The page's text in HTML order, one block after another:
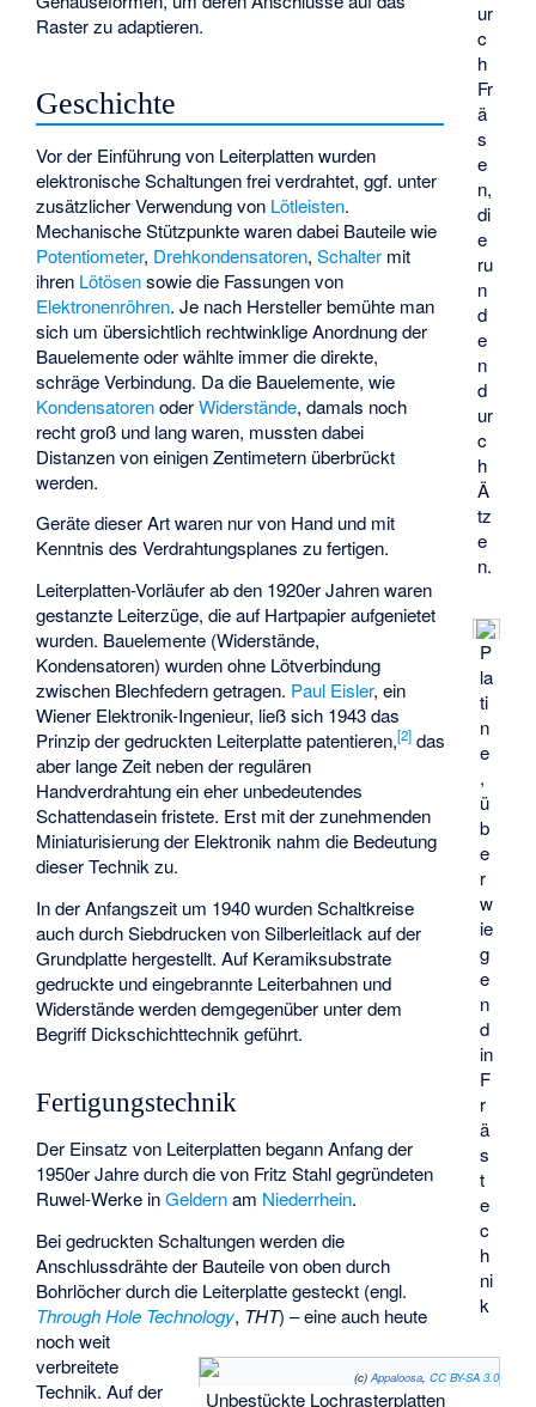
ur
c
h
Fr
ä
s
e
n,
di
e
ru
n
d
e
n
d
ur
c
h
Ä
tz
e
n.
P
la
ti
n
e
,
ü
b
e
r
w
ie
g
e
n
d
in
F
r
ä
s
t
e
c
h
ni
k
(c) Appaloosa, CC BY-SA 3.0
Unbestückte Lochrasterplatten
Raster zu adaptieren.
Geschichte
Vor der Einführung von Leiterplatten wurden
elektronische Schaltungen frei verdrahtet, ggf. unter
zusätzlicher Verwendung von Lötleisten.
Mechanische Stützpunkte waren dabei Bauteile wie
Potentiometer, Drehkondensatoren,Schalter mit
ihren Lötösensowie die Fassungen von
Elektronenröhren. Je nach Hersteller bemühte man
sich um übersichtlich rechtwinklige Anordnung der
Bauelemente oder wählte immer die direkte,
schräge Verbindung. Da die Bauelemente, wie
KondensatorenoderWiderstände, damals noch
recht groß und lang waren, mussten dabei
Distanzen von einigen Zentimetern überbrückt
werden.
Geräte dieser Art waren nur von Hand und mit
Kenntnis des Verdrahtungsplanes zu fertigen.
Leiterplatten-Vorläufer ab den 1920er Jahren waren
gestanzte Leiterzüge, die auf Hartpapier aufgenietet
wurden. Bauelemente (Widerstände,
Kondensatoren) wurden ohne Lötverbindung
zwischen Blechfedern getragen. Paul Eisler, ein
Wiener Elektronik-Ingenieur, ließ sich 1943 das
Prinzip der gedruckten Leiterplatte patentieren,[2] das
aber lange Zeit neben der regulären
Handverdrahtung ein eher unbedeutendes
Schattendasein fristete. Erst mit der zunehmenden
Miniaturisierung der Elektronik nahm die Bedeutung
dieser Technik zu.
In der Anfangszeit um 1940 wurden Schaltkreise
auch durch Siebdrucken von Silberleitlack auf der
Grundplatte hergestellt. Auf Keramiksubstrate
gedruckte und eingebrannte Leiterbahnen und
Widerstände werden demgegenüber unter dem
Begriff Dickschichttechnik geführt.
Fertigungstechnik
Der Einsatz von Leiterplatten begann Anfang der
1950er Jahre durch die von Fritz Stahlgegründeten
Ruwel-Werke inGeldernam Niederrhein.
Bei gedruckten Schaltungen werden die
Anschlussdrähte der Bauteile von oben durch
Bohrlöcher durch die Leiterplatte gesteckt (engl.
Through Hole Technology, THT) – eine auch heute
noch weit
verbreitete
Technik. Auf der